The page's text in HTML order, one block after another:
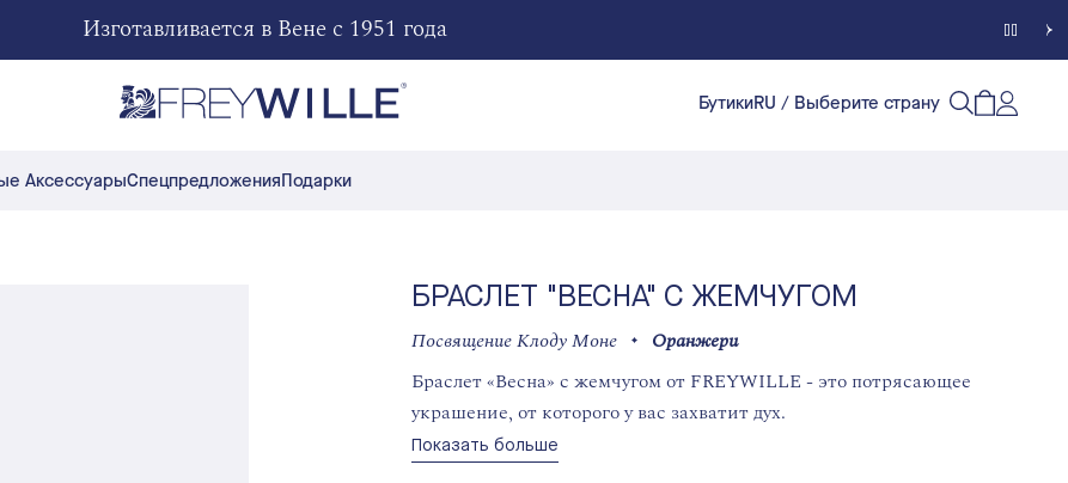
Изготавливается в Вене с 1951 года
АксессуарыСпецпредложенияПодарки
БутикиRU / Выберите страну
Открытый
Счет
БРАСЛЕТ "ВЕСНА" С ЖЕМЧУГОМ
Посвящение Клоду Моне
Оранжери
Браслет «Весна» с жемчугом от FREYWILLE - это потрясающее
украшение, от которого у вас захватит дух.
Показать больше